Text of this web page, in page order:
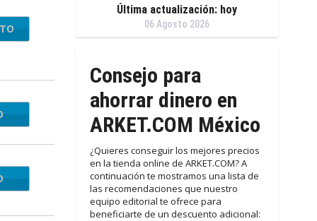
Última actualización: hoy
06 Agosto 2026
Consejo para
ahorrar dinero en
ARKET.COM México
¿Quieres conseguir los mejores precios
en la tienda online de ARKET.COM? A
continuación te mostramos una lista de
las recomendaciones que nuestro
equipo editorial te ofrece para
beneficiarte de un descuento adicional: